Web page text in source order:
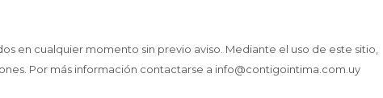
en cualquier momento sin previo aviso. Mediante el uso de este sitio,
Por más información contactarse a info@contigointima.com.uy